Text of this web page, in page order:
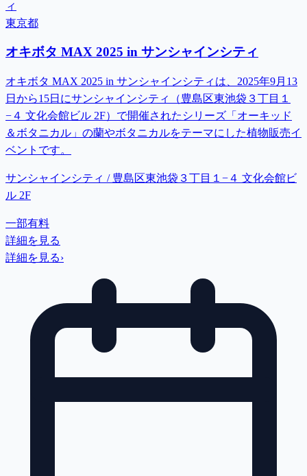
ィ
東京都
オキボタ MAX 2025 in サンシャインシティ
オキボタ MAX 2025 in サンシャインシティは、2025年9月13
日から15日にサンシャインシティ（豊島区東池袋３丁目１
−４ 文化会館ビル 2F）で開催されたシリーズ「オーキッド
＆ボタニカル」の蘭やボタニカルをテーマにした植物販売イ
ベントです。
サンシャインシティ / 豊島区東池袋３丁目１−４ 文化会館ビ
ル 2F
一部有料
詳細を見る
詳細を見る›